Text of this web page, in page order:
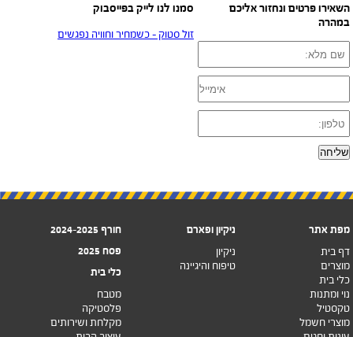
השאירו פרטים ונחזור אליכם
במהרה
סמנו לנו לייק בפייסבוק
‏זול סטוק - כשמחיר וחוויה נפגשים‏
מפת אתר
דף בית
מוצרים
כלי בית
נוי ומתנות
טקסטיל
מוצרי חשמל
ניקיון ופארם
ניקיון
טיפוח והיגיינה
חורף 2024-2025
פסח 2025
כלי בית
מטבח
פלסטיקה
מקלחת ושירותים